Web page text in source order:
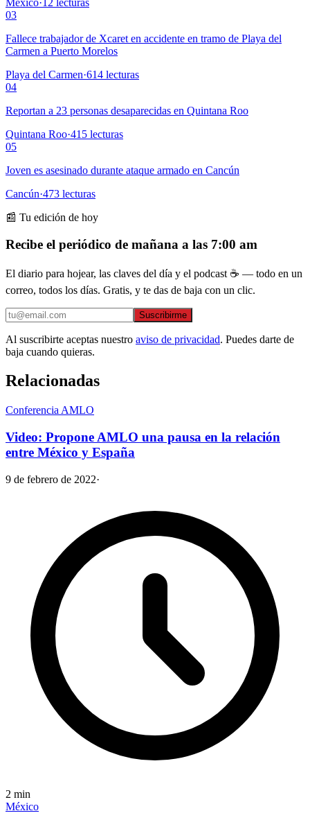
México· 12 lecturas
03
Fallece trabajador de Xcaret en accidente en tramo de Playa del
Carmen a Puerto Morelos
Playa del Carmen·614 lecturas
04
Reportan a 23 personas desaparecidas en Quintana Roo
Quintana Roo·415 lecturas
05
Joven es asesinado durante ataque armado en Cancún
Cancún·473 lecturas
📰 Tu edición de hoy
Recibe el periódico de mañana a las 7:00 am
El diario para hojear, las claves del día y el podcast ☕ — todo en un
correo, todos los días. Gratis, y te das de baja con un clic.
Suscribirme
Al suscribirte aceptas nuestro aviso de privacidad. Puedes darte de
baja cuando quieras.
Relacionadas
Conferencia AMLO
Video: Propone AMLO una pausa en la relación
entre México y España
9 de febrero de 2022·
2 min
México